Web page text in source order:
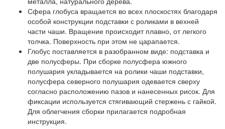
Сфера глобуса вращается во всех плоскостях благодаря
особой конструкции подставки с роликами в вехней
части чаши. Вращение происходит плавно, от легкого
толчка. Поверхность при этом не царапается.
Глобус поставляется в разобранном виде: подставка и
две полусферы. При сборке полусфера южного
полушария укладывается на ролики чаши подставки,
полусфера северного полушария одевается сверху
согласно расположению пазов и нанесенных рисок. Для
фиксации используется стягивающий стержень с гайкой.
Для облегчения сборки прилагается подробная
инструкция.